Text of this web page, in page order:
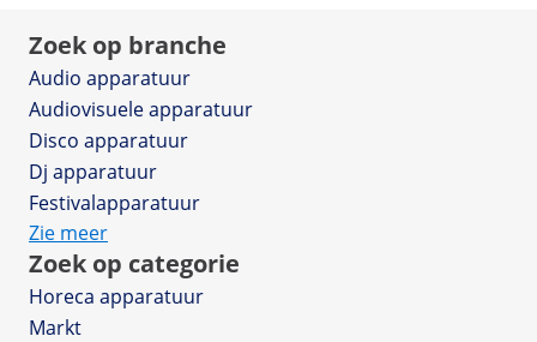
Zoek op branche
Audio apparatuur
Audiovisuele apparatuur
Disco apparatuur
Dj apparatuur
Festivalapparatuur
Zie meer
Zoek op categorie
Horeca apparatuur
Markt